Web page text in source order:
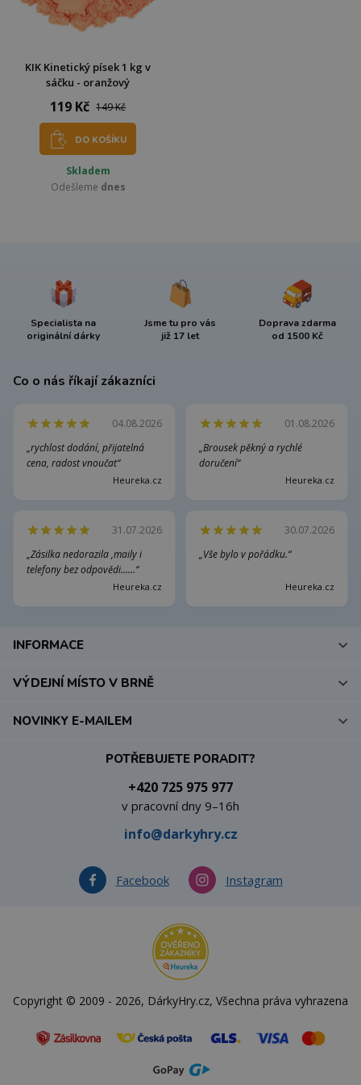
KIK Kinetický písek 1 kg v
sáčku - oranžový
119 Kč 149 Kč
DO KOŠÍKU
Skladem
Odešleme dnes
Specialista na
originální dárky
Jsme tu pro vás
již 17 let
Doprava zdarma
od 1500 Kč
Co o nás říkají zákazníci
04.08.2026
„rychlost dodání, přijatelná
cena, radost vnoučat“
Heureka.cz
01.08.2026
„Brousek pěkný a rychlé
doručení“
Heureka.cz
31.07.2026
„Zásilka nedorazila ,maily i
telefony bez odpovědi......“
Heureka.cz
30.07.2026
„Vše bylo v pořádku.“
Heureka.cz
INFORMACE
VÝDEJNÍ MÍSTO V BRNĚ
POTŘEBUJETE PORADIT?
+420 725 975 977
v pracovní dny 9–16h
info@darkyhry.cz
Facebook Instagram
NOVINKY E-MAILEM
Copyright © 2009 - 2026, DárkyHry.cz, Všechna práva vyhrazena